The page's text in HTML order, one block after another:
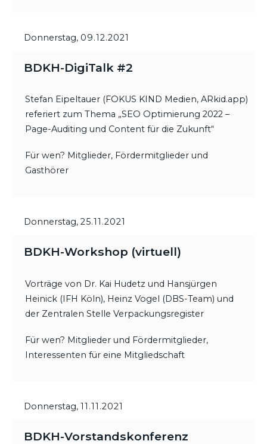
Donnerstag, 09.12.2021
BDKH-DigiTalk #2
Stefan Eipeltauer (FOKUS KIND Medien, ARkid.app)
referiert zum Thema „SEO Optimierung 2022 –
Page-Auditing und Content für die Zukunft“
Für wen? Mitglieder, Fördermitglieder und
Gasthörer
Donnerstag, 25.11.2021
BDKH-Workshop (virtuell)
Vorträge von Dr. Kai Hudetz und Hansjürgen
Heinick (IFH Köln), Heinz Vogel (DBS-Team) und
der Zentralen Stelle Verpackungsregister
Für wen? Mitglieder und Fördermitglieder,
Interessenten für eine Mitgliedschaft
Donnerstag, 11.11.2021
BDKH-Vorstandskonferenz